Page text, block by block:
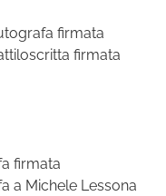
firmata
firmata
firmata
a Michele Lessona